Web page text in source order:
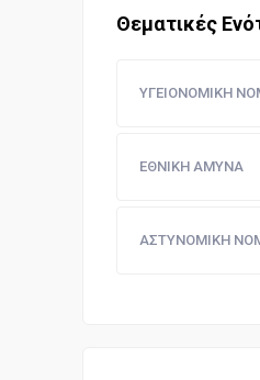
Θεματικές
ΥΓΕΙΟΝΟΜΙΚΗ
ΕΘΝΙΚΗ ΑΜΥΝΑ
ΑΣΤΥΝΟΜΙΚΗ